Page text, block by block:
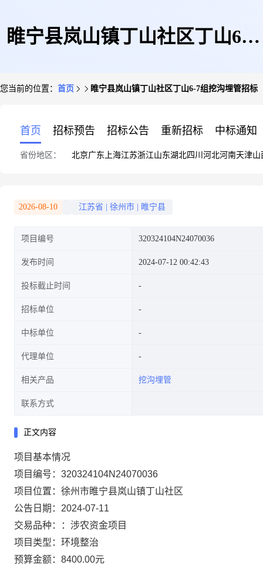
睢宁县岚山镇丁山社区丁山6-7
您当前的位置： 首页 睢宁县岚山镇丁山社区丁山6-7组挖沟埋管招标
首页 招标预告 招标公告 重新招标 中标通知
省份地区： 北京广东 上海江苏浙江山东湖北四川 河北河南天津山
2026-08-10 江苏省 徐州市 睢宁县
项目编号 320324104N24070036
发布时间 2024-07-12 00:42:43
投标截止时间
招标单位
中标单位
代理单位
相关产品 挖沟埋管
联系方式
正文内容
项目基本情况
项目编号：320324104N24070036
项目位置：徐州市睢宁县岚山镇丁山社区
公告日期：2024-07-11
交易品种：：涉农资金项目
项目类型：环境整治
预算金额：8400.00元